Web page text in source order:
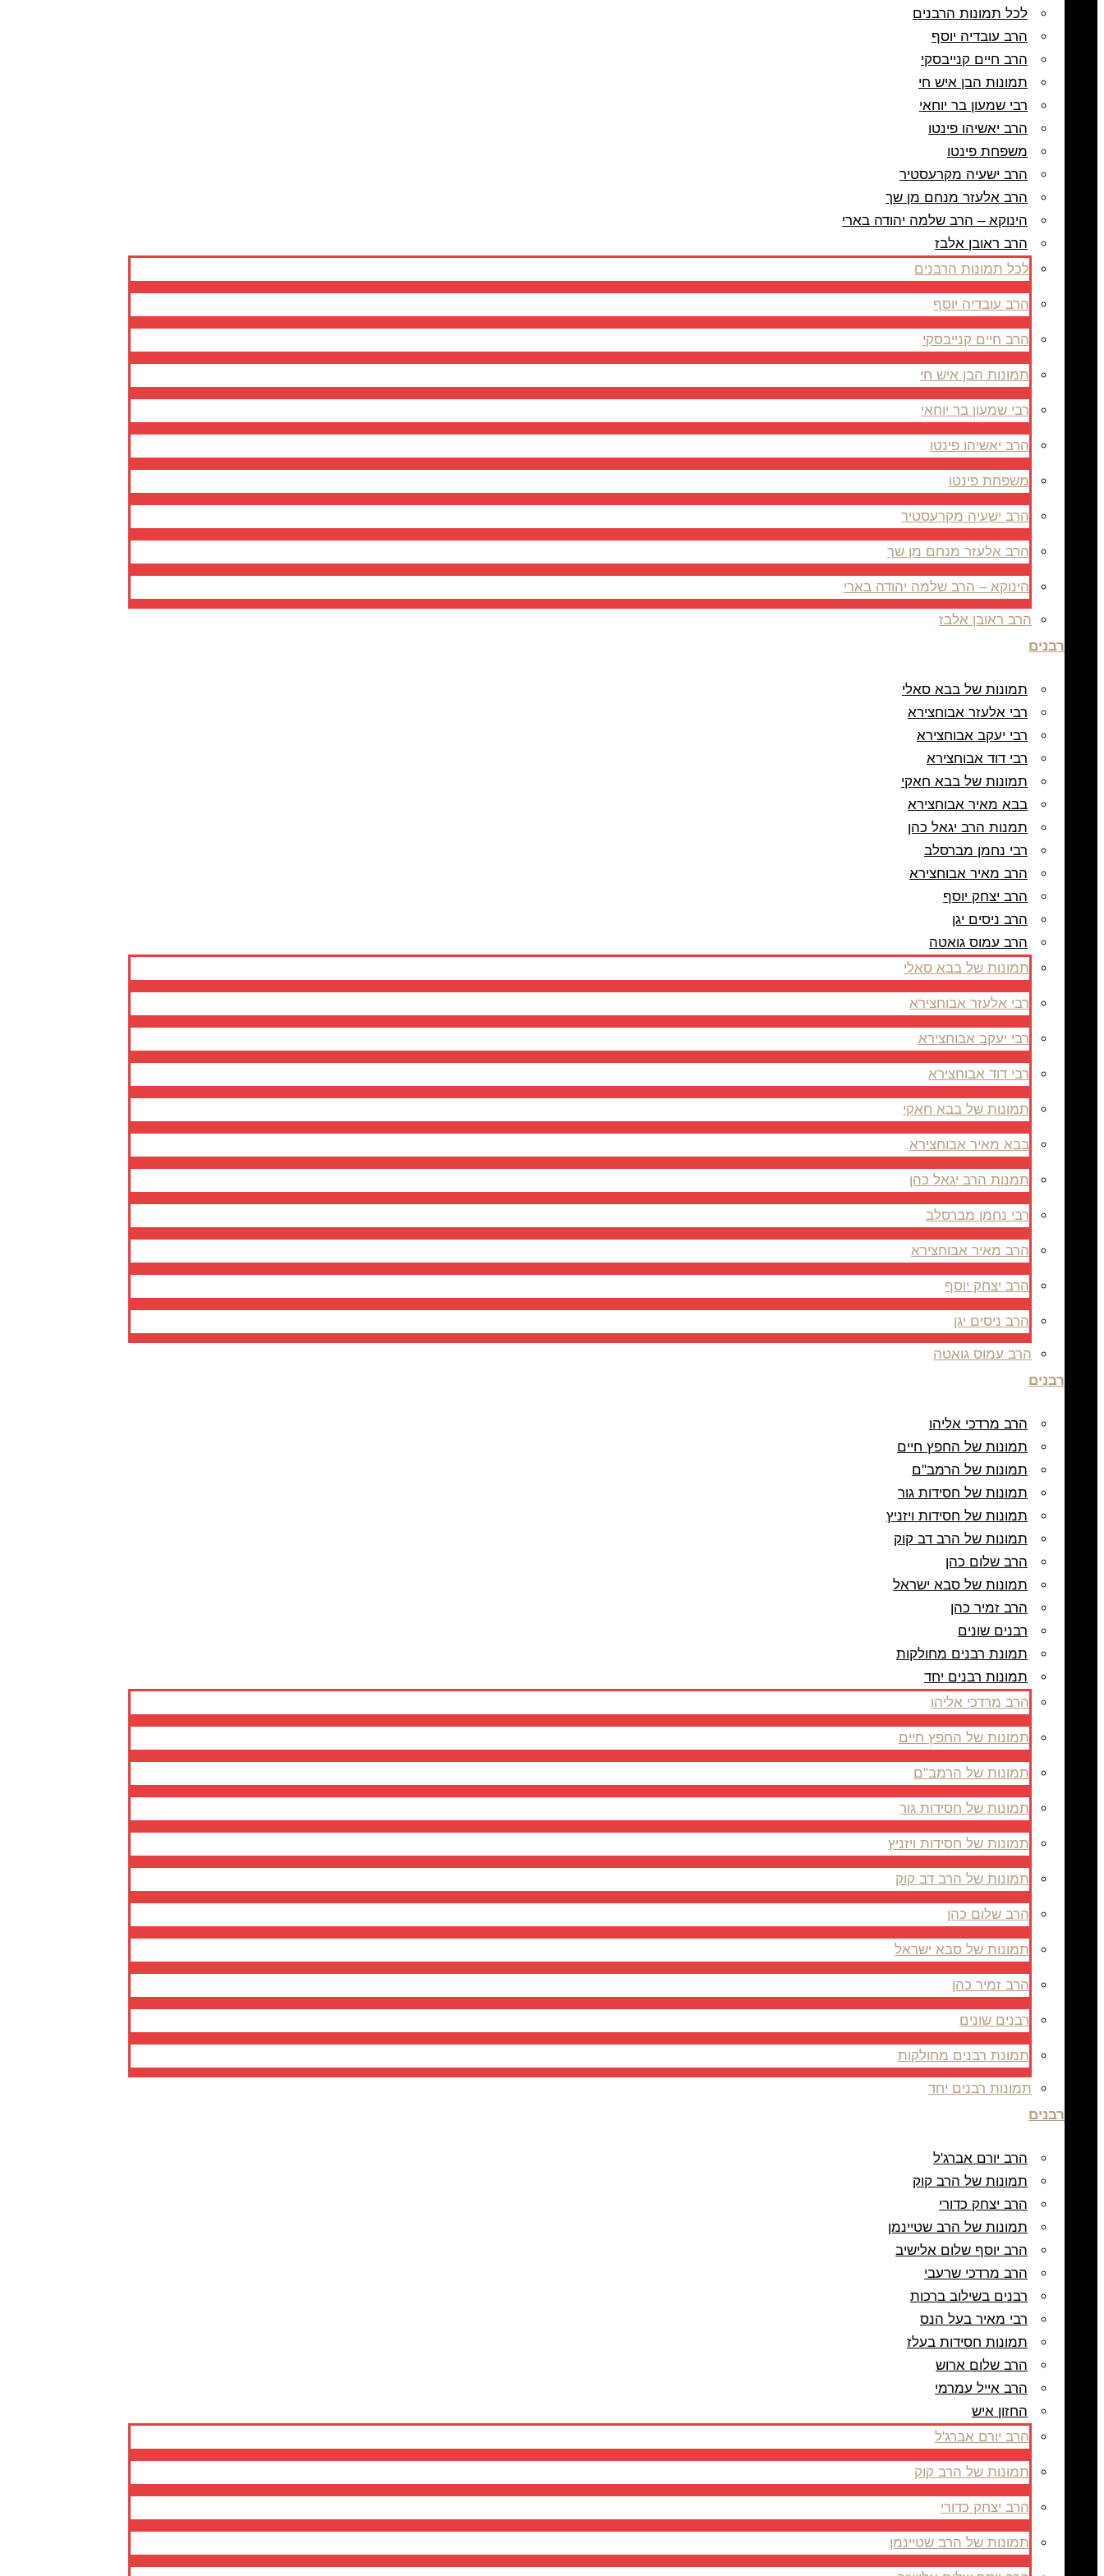
לכל תמונות הרבנים
הרב עובדיה יוסף
הרב חיים קנייבסקי
תמונות הבן איש חי
רבי שמעון בר יוחאי
הרב יאשיהו פינטו
משפחת פינטו
הרב ישעיה מקרעסטיר
הרב אלעזר מנחם מן שך
הינוקא – הרב שלמה יהודה בארי
הרב ראובן אלבז
לכל תמונות הרבנים
הרב עובדיה יוסף
הרב חיים קנייבסקי
תמונות הבן איש חי
רבי שמעון בר יוחאי
הרב יאשיהו פינטו
משפחת פינטו
הרב ישעיה מקרעסטיר
הרב אלעזר מנחם מן שך
הינוקא – הרב שלמה יהודה בארי
הרב ראובן אלבז
רבנים
תמונות של בבא סאלי
רבי אלעזר אבוחצירא
רבי יעקב אבוחצירא
רבי דוד אבוחצירא
תמונות של בבא חאקי
בבא מאיר אבוחצירא
תמנות הרב יגאל כהן
רבי נחמן מברסלב
הרב מאיר אבוחצירא
הרב יצחק יוסף
הרב ניסים יגן
הרב עמוס גואטה
תמונות של בבא סאלי
רבי אלעזר אבוחצירא
רבי יעקב אבוחצירא
רבי דוד אבוחצירא
תמונות של בבא חאקי
בבא מאיר אבוחצירא
תמנות הרב יגאל כהן
רבי נחמן מברסלב
הרב מאיר אבוחצירא
הרב יצחק יוסף
הרב ניסים יגן
הרב עמוס גואטה
רבנים
הרב מרדכי אליהו
תמונות של החפץ חיים
תמונות של הרמב"ם
תמונות של חסידות גור
תמונות של חסידות ויזניץ
תמונות של הרב דב קוק
הרב שלום כהן
תמונות של סבא ישראל
הרב זמיר כהן
רבנים שונים
תמונת רבנים מחולקות
תמונות רבנים יחד
הרב מרדכי אליהו
תמונות של החפץ חיים
תמונות של הרמב"ם
תמונות של חסידות גור
תמונות של חסידות ויזניץ
תמונות של הרב דב קוק
הרב שלום כהן
תמונות של סבא ישראל
הרב זמיר כהן
רבנים שונים
תמונת רבנים מחולקות
תמונות רבנים יחד
רבנים
הרב יורם אברג'ל
תמונות של הרב קוק
הרב יצחק כדורי
תמונות של הרב שטיינמן
הרב יוסף שלום אלישיב
הרב מרדכי שרעבי
רבנים בשילוב ברכות
רבי מאיר בעל הנס
תמונות חסידות בעלז
הרב שלום ארוש
הרב אייל עמרמי
החזון איש
הרב יורם אברג'ל
תמונות של הרב קוק
הרב יצחק כדורי
תמונות של הרב שטיינמן